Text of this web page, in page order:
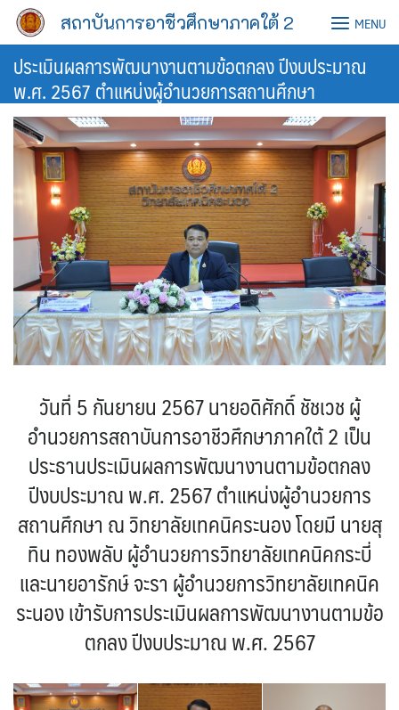
Skip
content
สถาบันการอาชีวศึกษาภาคใต้ 2 MENU
ประเมินผลการพัฒนางานตามข้อตกลง ปีงบประมาณ
พ.ศ. 2567 ตำแหน่งผู้อำนวยการสถานศึกษา
วันที่ 5 กันยายน 2567 นายอดิศักดิ์ ชัชเวช ผู้
อำนวยการสถาบันการอาชีวศึกษาภาคใต้ 2 เป็น
ประธานประเมินผลการพัฒนางานตามข้อตกลง
ปีงบประมาณ พ.ศ. 2567 ตำแหน่งผู้อำนวยการ
สถานศึกษา ณ วิทยาลัยเทคนิคระนอง โดยมี นายสุ
ทิน ทองพลับ ผู้อำนวยการวิทยาลัยเทคนิคกระบี่
และนายอารักษ์ จะรา ผู้อำนวยการวิทยาลัยเทคนิค
ระนอง เข้ารับการประเมินผลการพัฒนางานตามข้อ
ตกลง ปีงบประมาณ พ.ศ. 2567